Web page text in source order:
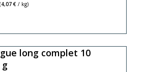
(4,07 € / kg)
long complet 10
g